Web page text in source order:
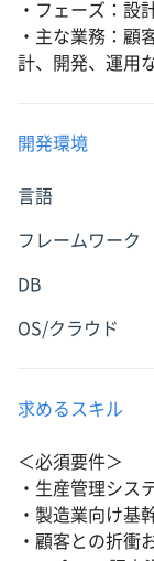
・フェーズ：設
・主な業務：顧
計、開発、運用
開発環境
言語
フレームワーク
DB
OS/クラウド
求めるスキル
＜必須要件＞
・生産管理シス
・製造業向け基
・顧客との折衝